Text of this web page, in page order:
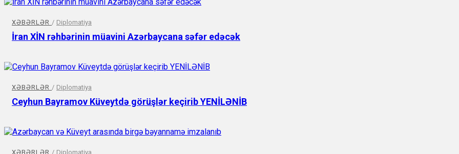
XƏBƏRLƏR / Diplomatiya
İran XİN rəhbərinin müavini Azərbaycana səfər edəcək
XƏBƏRLƏR / Diplomatiya
Ceyhun Bayramov Küveytdə görüşlər keçirib YENİLƏNİB
XƏBƏRLƏR / Diplomatiya